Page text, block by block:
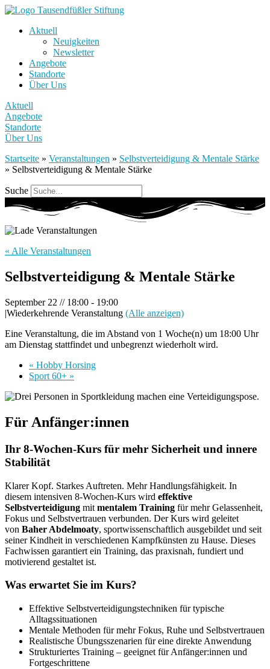
Aktuell
Neuigkeiten
Newsletter
Angebote
Standorte
Über Uns
Aktuell
Angebote
Standorte
Über Uns
Startseite » Veranstaltungen » Selbstverteidigung & Mentale Stärke
» Selbstverteidigung & Mentale Stärke
Suche
« Alle Veranstaltungen
Selbstverteidigung & Mentale Stärke
September 22 // 18:00 - 19:00
|Wiederkehrende Veranstaltung (Alle anzeigen)
Eine Veranstaltung, die im Abstand von 1 Woche(n) um 18:00 Uhr
am Dienstag stattfindet und unbegrenzt wiederholt wird.
« Hobby Horsing
Sport 60+ »
Für Anfänger:innen
Ihr 8‑Wochen‑Kurs für mehr Sicherheit und innere
Stabilität
Klarer Kopf. Starkes Auftreten. Mehr Handlungsfähigkeit. In
diesem intensiven 8‑Wochen‑Kurs wird effektive
Selbstverteidigung mit mentalem Training für mehr Gelassenheit,
Fokus und Selbstvertrauen verbunden. Der Kurs wird geleitet
von Baher Abdelmoaty, sportwissenschaftlich ausgebildet und seit
seiner Kindheit in verschiedenen Kampfkünsten zu Hause. Dieses
Fachwissen garantiert ein Training, das praxisnah, fundiert und
motivierend gestaltet ist.
Was erwartet Sie im Kurs?
Effektive Selbstverteidigungstechniken für typische
Alltagssituationen
Mentale Methoden für mehr Fokus, Ruhe und Selbstvertrauen
Realistische Übungsszenarien für eine direkte Anwendung
Strukturiertes Training – geeignet für Anfänger:innen und
Fortgeschrittene